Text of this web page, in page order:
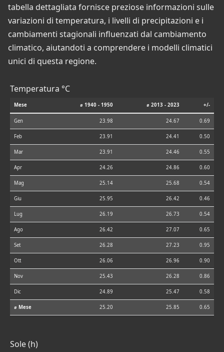
tabella dettagliata fornisce preziose informazioni sulle
variazioni di temperatura, i livelli di precipitazioni e i
cambiamenti stagionali influenzati dal cambiamento
climatico, aiutandoti a comprendere i modelli climatici
unici di questa regione.
Temperatura °C
Mese ⌀ 1940 - 1950 ⌀ 2013 - 2023 +/-
Gen 23.98 24.67 0.69
Feb 23.91 24.41 0.50
Mar 23.91 24.46 0.55
Apr 24.26 24.86 0.60
Mag 25.14 25.68 0.54
Giu 25.95 26.42 0.46
Lug 26.19 26.73 0.54
Ago 26.42 27.07 0.65
Set 26.28 27.23 0.95
Ott 26.06 26.96 0.90
Nov 25.43 26.28 0.86
Dic 24.89 25.47 0.58
⌀ Mese 25.20 25.85 0.65
Sole (h)